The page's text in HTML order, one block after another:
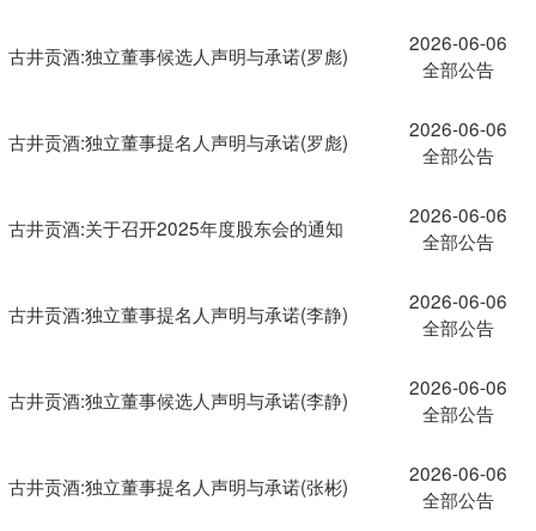
古井贡酒:独立董事候选人声明与承诺(罗彪)
2026-06-06
全部公告
古井贡酒:独立董事提名人声明与承诺(罗彪)
2026-06-06
全部公告
古井贡酒:关于召开2025年度股东会的通知
2026-06-06
全部公告
古井贡酒:独立董事提名人声明与承诺(李静)
2026-06-06
全部公告
古井贡酒:独立董事候选人声明与承诺(李静)
2026-06-06
全部公告
古井贡酒:独立董事提名人声明与承诺(张彬)
2026-06-06
全部公告